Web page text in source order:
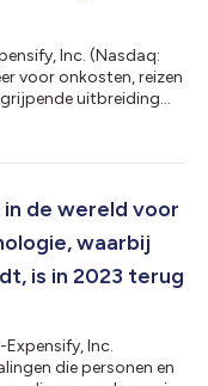
Inc. (Nasdaq:
voor onkosten, reizen
uitbreiding
dan 10.000 andere
Expensify en bèta-
de wereld voor
waarbij
is in 2023 terug
Expensify, Inc.
die personen en